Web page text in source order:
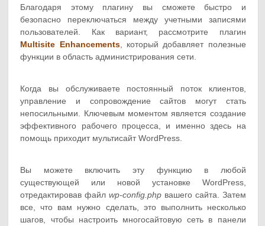
Благодаря этому плагину вы сможете быстро и
безопасно переключаться между учетными записями
пользователей. Как вариант, рассмотрите плагин
Multisite Enhancements, который добавляет полезные
функции в область администрирования сети.
Когда вы обслуживаете постоянный поток клиентов,
управление и сопровождение сайтов могут стать
непосильными. Ключевым моментом является создание
эффективного рабочего процесса, и именно здесь на
помощь приходит мультисайт WordPress.
Вы можете включить эту функцию в любой
существующей или новой установке WordPress,
отредактировав файлwp-config.php вашего сайта. Затем
все, что вам нужно сделать, это выполнить несколько
шагов, чтобы настроить многосайтовую сеть в панели